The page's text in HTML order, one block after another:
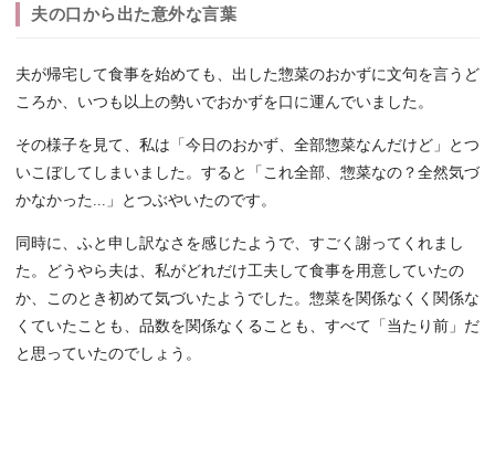
夫の口から出た意外な言葉
夫が帰宅して食事を始めても、出した惣菜のおかずに文句を言うど
ころか、いつも以上の勢いでおかずを口に運んでいました。
その様子を見て、私は「今日のおかず、全部惣菜なんだけど」とつ
いこぼしてしまいました。すると「これ全部、惣菜なの？全然気づ
かなかった...」とつぶやいたのです。
同時に、ふと申し訳なさを感じたようで、すごく謝ってくれまし
た。どうやら夫は、私がどれだけ工夫して食事を用意していたの
か、このとき初めて気づいたようでした。惣菜を関係なくく関係な
くていたことも、品数を関係なくることも、すべて「当たり前」だ
と思っていたのでしょう。